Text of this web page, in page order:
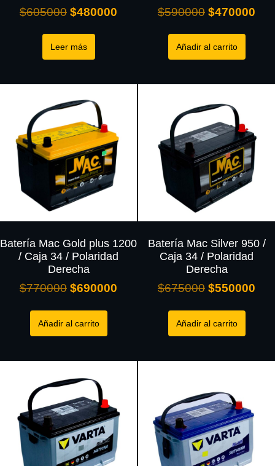
$605000 $480000
Leer más
$590000 $470000
Añadir al carrito
Batería Mac Gold plus 1200
/ Caja 34 / Polaridad
Derecha
$770000 $690000
Añadir al carrito
Batería Mac Silver 950 /
Caja 34 / Polaridad
Derecha
$675000 $550000
Añadir al carrito